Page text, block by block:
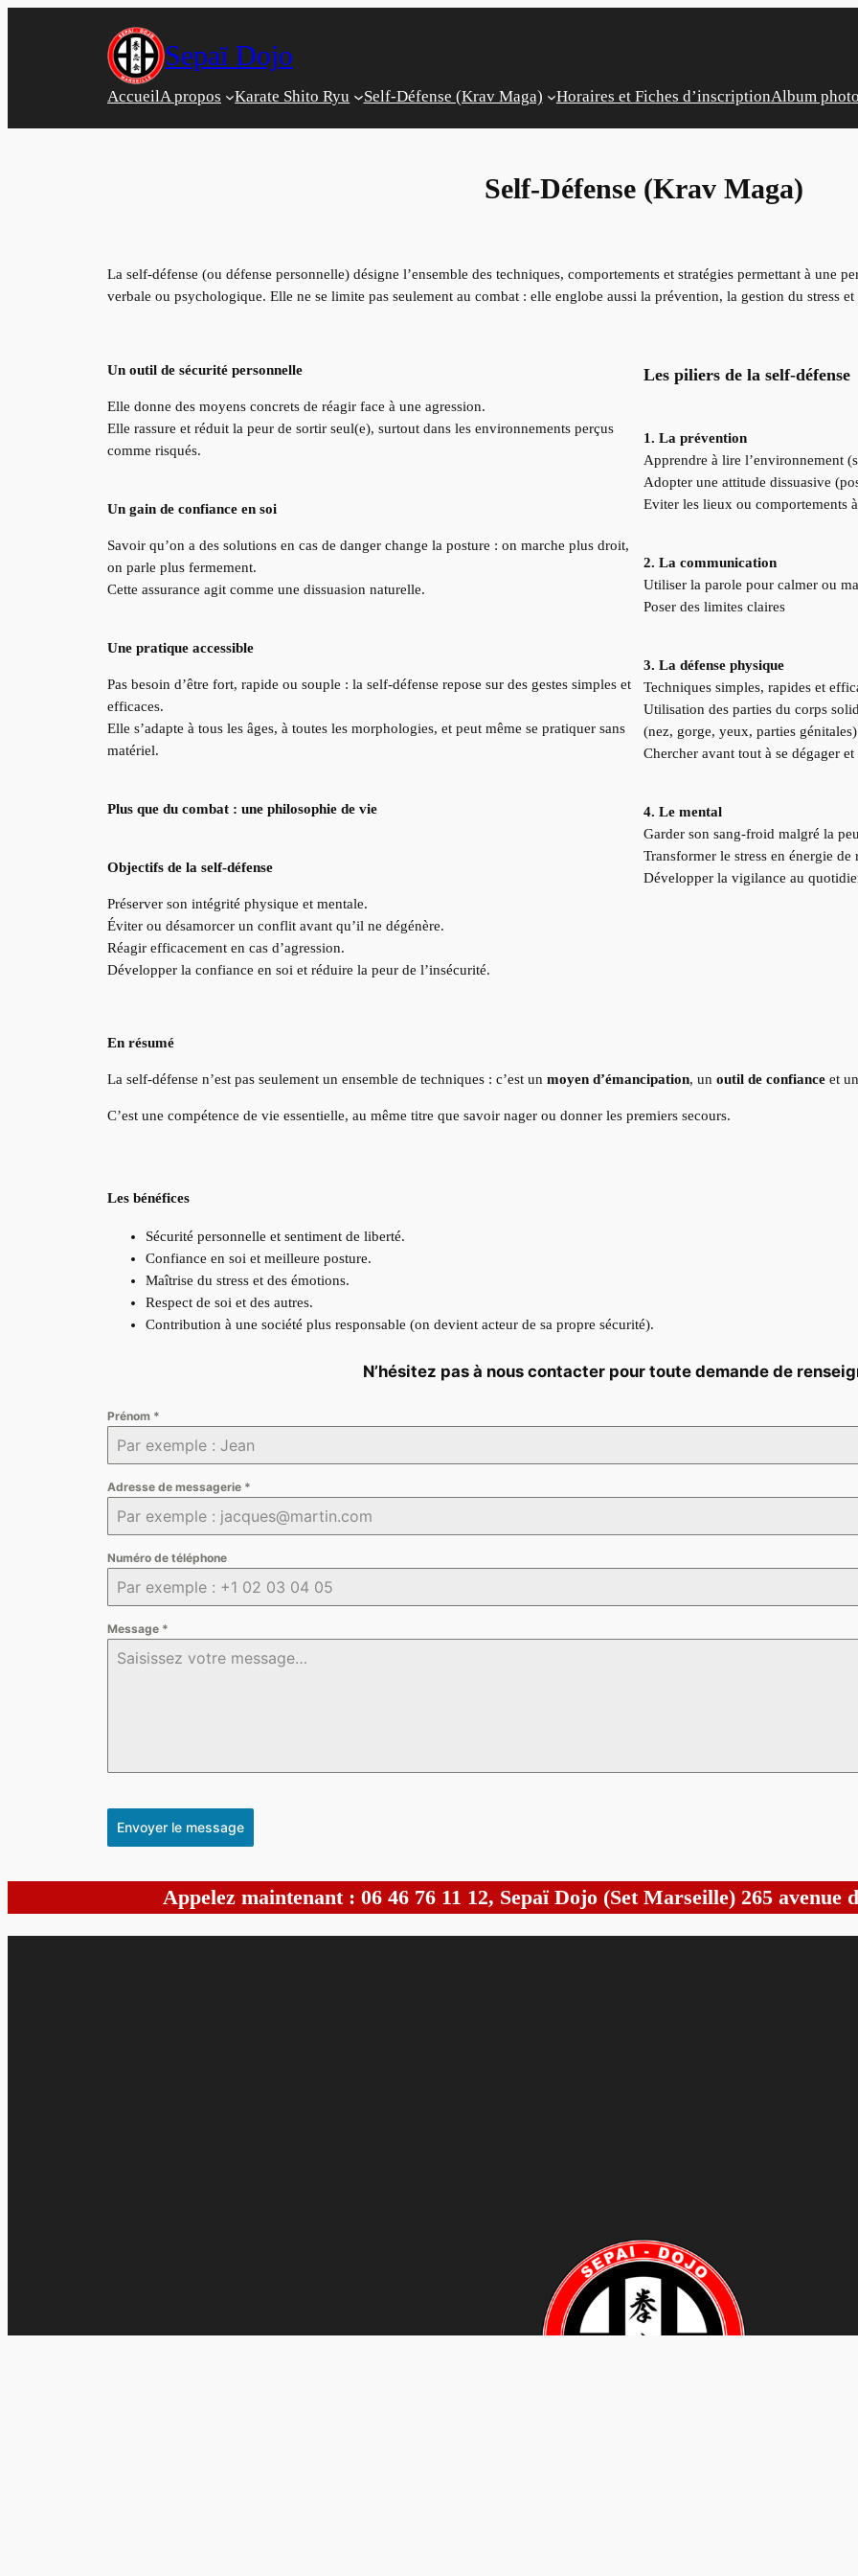
Sepaï Dojo
AccueilA propos Karate Shito Ryu Self-Défense (Krav Maga) Horaires et Fiches d’inscriptionAlbum
Self-Défense (Krav Maga)
La self-défense (ou défense personnelle) désigne l’ensemble des techniques, comportements et stratégies permettant à une
verbale ou psychologique. Elle ne se limite pas seulement au combat : elle englobe aussi la prévention, la gestion du stress et
Un outil de sécurité personnelle
Elle donne des moyens concrets de réagir face à une agression.
Elle rassure et réduit la peur de sortir seul(e), surtout dans les environnements perçus
comme risqués.
Un gain de confiance en soi
Savoir qu’on a des solutions en cas de danger change la posture : on marche plus droit,
on parle plus fermement.
Cette assurance agit comme une dissuasion naturelle.
Une pratique accessible
Pas besoin d’être fort, rapide ou souple : la self-défense repose sur des gestes simples et
efficaces.
Elle s’adapte à tous les âges, à toutes les morphologies, et peut même se pratiquer sans
matériel.
Plus que du combat : une philosophie de vie
Objectifs de la self-défense
Préserver son intégrité physique et mentale.
Éviter ou désamorcer un conflit avant qu’il ne dégénère.
Réagir efficacement en cas d’agression.
Développer la confiance en soi et réduire la peur de l’insécurité.
Les piliers de la self-défense
1. La prévention
Apprendre à lire l’environnement
Adopter une attitude dissuasive
Eviter les lieux ou comportements
2. La communication
Utiliser la parole pour calmer ou
Poser des limites claires
3. La défense physique
Techniques simples, rapides et
Utilisation des parties du corps
(nez, gorge, yeux, parties génitales)
Chercher avant tout à se dégager
4. Le mental
Garder son sang-froid malgré la
Transformer le stress en énergie de
Développer la vigilance au
En résumé
La self-défense n’est pas seulement un ensemble de techniques : c’est un moyen d’émancipation, un outil de confiance et un
C’est une compétence de vie essentielle, au même titre que savoir nager ou donner les premiers secours.
Les bénéfices
Sécurité personnelle et sentiment de liberté.
Confiance en soi et meilleure posture.
Maîtrise du stress et des émotions.
Respect de soi et des autres.
Contribution à une société plus responsable (on devient acteur de sa propre sécurité).
N’hésitez pas à nous contacter pour toute demande de
Prénom *
Adresse de messagerie *
Numéro de téléphone
Message *
Envoyer le message
Appelez maintenant : 06 46 76 11 12, Sepaï Dojo (Set Marseille) 265 avenue